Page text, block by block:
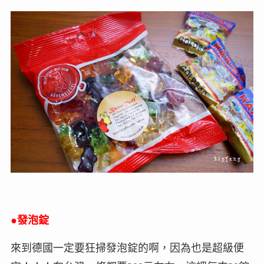
●發泡錠
來到德國一定要狂掃發泡錠的啊，因為也是超級便